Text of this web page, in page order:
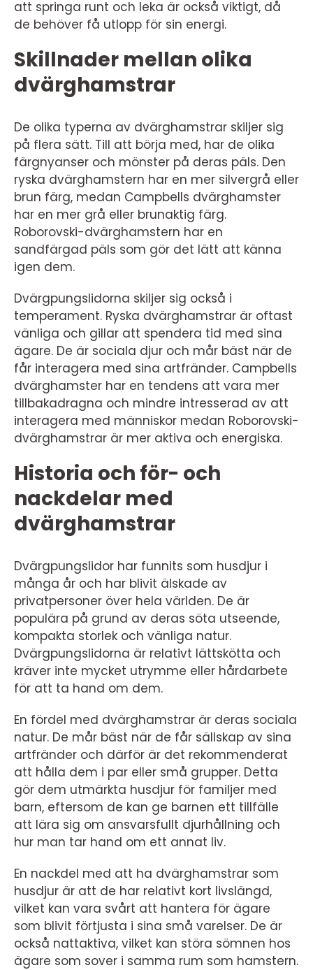
att springa runt och leka är också viktigt, då
de behöver få utlopp för sin energi.
Skillnader mellan olika
dvärghamstrar
De olika typerna av dvärghamstrar skiljer sig
på flera sätt. Till att börja med, har de olika
färgnyanser och mönster på deras päls. Den
ryska dvärghamstern har en mer silvergrå eller
brun färg, medan Campbells dvärghamster
har en mer grå eller brunaktig färg.
Roborovski-dvärghamstern har en
sandfärgad päls som gör det lätt att känna
igen dem.
Dvärgpungslidorna skiljer sig också i
temperament. Ryska dvärghamstrar är oftast
vänliga och gillar att spendera tid med sina
ägare. De är sociala djur och mår bäst när de
får interagera med sina artfränder. Campbells
dvärghamster har en tendens att vara mer
tillbakadragna och mindre intresserad av att
interagera med människor medan Roborovski-
dvärghamstrar är mer aktiva och energiska.
Historia och för- och
nackdelar med
dvärghamstrar
Dvärgpungslidor har funnits som husdjur i
många år och har blivit älskade av
privatpersoner över hela världen. De är
populära på grund av deras söta utseende,
kompakta storlek och vänliga natur.
Dvärgpungslidorna är relativt lättskötta och
kräver inte mycket utrymme eller hårdarbete
för att ta hand om dem.
En fördel med dvärghamstrar är deras sociala
natur. De mår bäst när de får sällskap av sina
artfränder och därför är det rekommenderat
att hålla dem i par eller små grupper. Detta
gör dem utmärkta husdjur för familjer med
barn, eftersom de kan ge barnen ett tillfälle
att lära sig om ansvarsfullt djurhållning och
hur man tar hand om ett annat liv.
En nackdel med att ha dvärghamstrar som
husdjur är att de har relativt kort livslängd,
vilket kan vara svårt att hantera för ägare
som blivit förtjusta i sina små varelser. De är
också nattaktiva, vilket kan störa sömnen hos
ägare som sover i samma rum som hamstern.